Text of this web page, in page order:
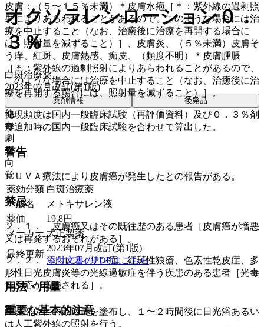
皮膚：（５〜１５％未満）＊皮膚水疱［＊：紫外線の過剰照
射によりあらわれることがあるので、このような場合には治
療を中止すること（なお、治癒後に治療を再開する場合に
は、照射量を減ずること）］、皮膚炎、（５％未満）皮膚そ
う痒、紅斑、皮膚熱感、痂皮、（頻度不明）＊皮膚腫脹
［＊：紫外線の過剰照射によりあらわれることがあるので、
このような場合には治療を中止すること（なお、治癒後に治
療を再開する場合には、照射量を減ずること）］。
発現頻度は国内一般臨床試験（再評価資料）及び０．３％剤
形追加時の国内一般臨床試験を合わせて算出した。
警告
ＰＵＶＡ療法により皮膚癌が発生したとの報告がある。
禁忌
２．１． 皮膚癌又はその既往歴のある患者［皮膚癌が増悪
又は再発するおそれがある］。
２．２． ポルフィリン症、紅斑性狼瘡、色素性乾皮症、多
形性日光皮膚炎等の光線過敏症を伴う疾患のある患者［光毒
性反応が増強される］。
重要な基本的注意
オクソラレンローション０．
３％
白斑治療薬
2023年07月改訂(第1版)
薬剤情報 後発品
他
毒
劇
麻
向
覚
薬効分類 白斑治療薬
一般名
メトキサレン液
薬価
19.8円
メーカー 大正製薬
最終更新
2023年07月改訂(第1版)
添付文書のPDFはこちら
用法・用量
白斑部位にのみ適量を塗布し、１〜２時間後に日光浴あるい
は人工紫外線の照射を行う。